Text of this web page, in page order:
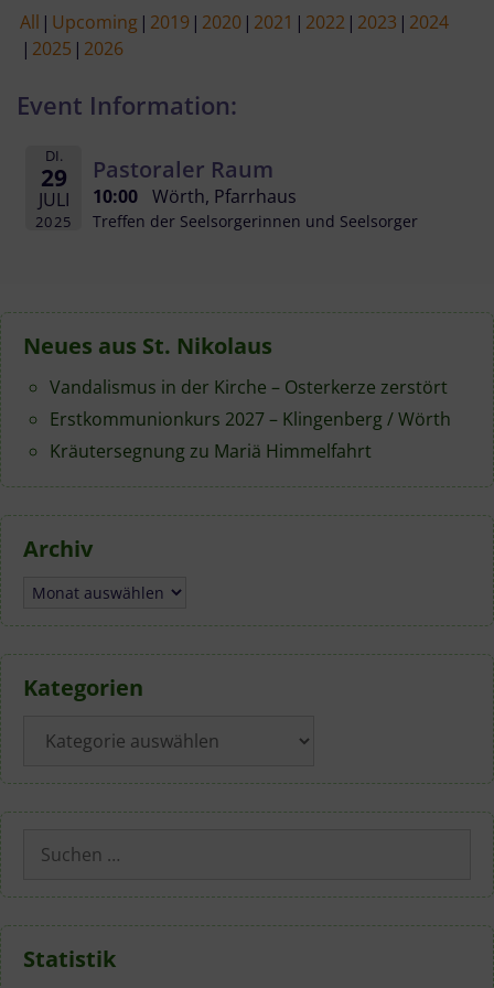
All Upcoming 2019 2020 2021 2022 2023 2024
2025 2026
Event Information:
DI.
29
JULI
2025
Pastoraler Raum
10:00 Wörth, Pfarrhaus
Treffen der Seelsorgerinnen und Seelsorger
Neues aus St. Nikolaus
Vandalismus in der Kirche – Osterkerze zerstört
Erstkommunionkurs 2027 – Klingenberg / Wörth
Kräutersegnung zu Mariä Himmelfahrt
Archiv
Archiv
Kategorien
Suchen
nach:
Statistik